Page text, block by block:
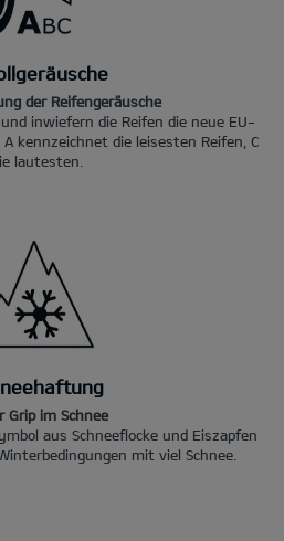
der Reifengeräusche
inwiefern die Reifen die neue EU-
kennzeichnet die leisesten Reifen, C
lautesten.
Grip im Schnee
aus Schneeflocke und Eiszapfen
mit viel Schnee.